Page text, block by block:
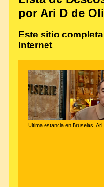
por Ari D de
Este sitio
Internet
Última estancia en Bruselas, Ari